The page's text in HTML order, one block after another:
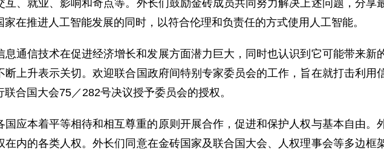
互、就业、影响和奇点等。外长们鼓励金砖成员共同努力解决上述问题，分享
在推进人工智能发展的同时，以符合伦理和负责任的方式使用人工智能。
息通信技术在促进经济增长和发展方面潜力巨大，同时也认识到它可能带来新
断上升表示关切。欢迎联合国政府间特别专家委员会的工作，旨在就打击利用
合国大会75／282号决议授予委员会的授权。
国应本着平等相待和相互尊重的原则开展合作，促进和保护人权与基本自由。
在内的各类人权。外长们同意在金砖国家及联合国大会、人权理事会等多边框